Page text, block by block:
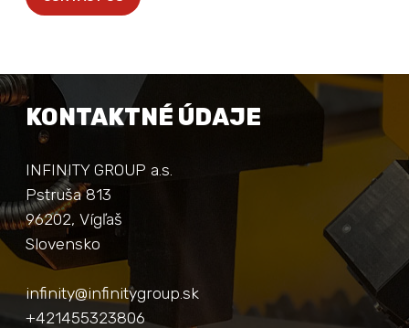
KONTAKTNÉ ÚDAJE
INFINITY GROUP a.s.
Pstruša 813
96202, Vígľaš
Slovensko
infinity@infinitygroup.sk
+421455323806